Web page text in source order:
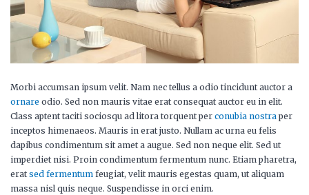
Morbi accumsan ipsum velit. Nam nec tellus a odio tincidunt auctor a
ornare odio. Sed non mauris vitae erat consequat auctor eu in elit.
Class aptent taciti sociosqu ad litora torquent per conubia nostra per
inceptos himenaeos. Mauris in erat justo. Nullam ac urna eu felis
dapibus condimentum sit amet a augue. Sed non neque elit. Sed ut
imperdiet nisi. Proin condimentum fermentum nunc. Etiam pharetra,
eratsed fermentum feugiat, velit mauris egestas quam, ut aliquam
massa nisl quis neque. Suspendisse in orci enim.